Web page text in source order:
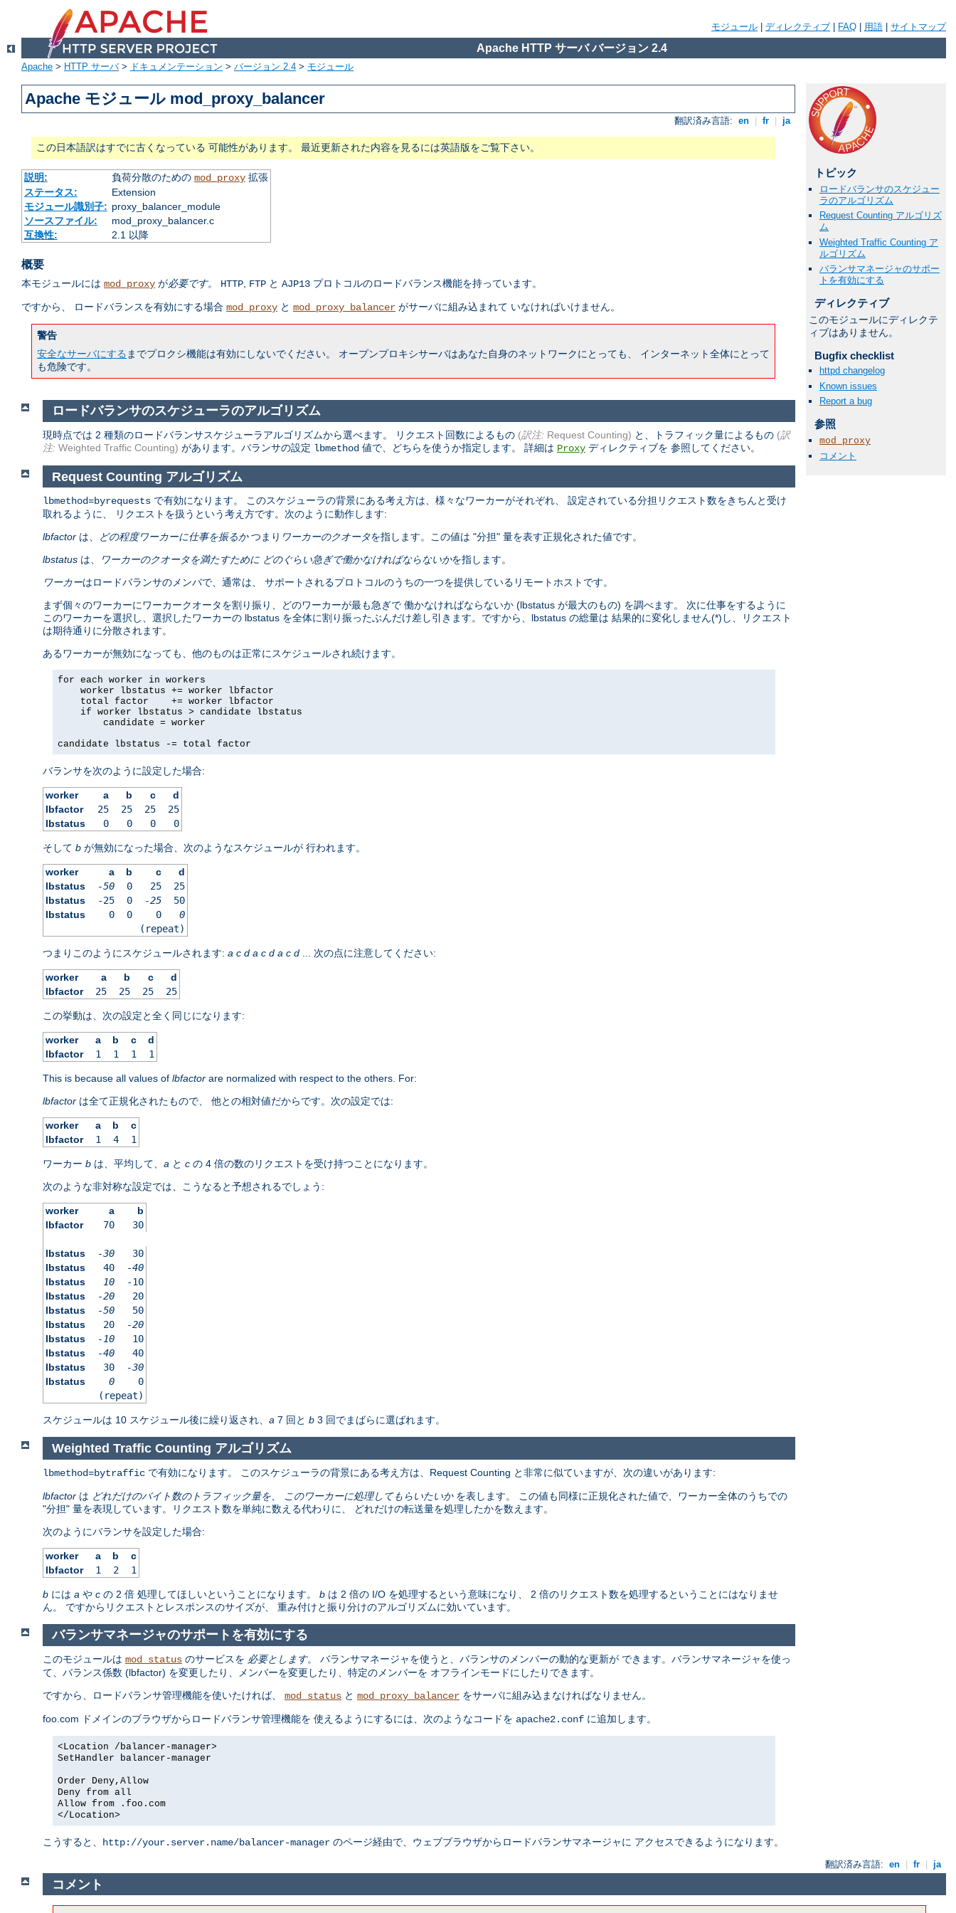
モジュール ディレクティブ FAQ 用語 サイトマップ
Apache HTTP サーバ バージョン 2.4
Apache > HTTP サーバ> ドキュメンテーション > バージョン 2.4 > モジュール
Apache モジュール mod_proxy_balancer
翻訳済み言語: en fr ja
この日本語訳はすでに古くなっている 可能性があります。 最近更新された内容を見るには英語版をご覧下さい。
説明: 負荷分散のための mod_proxy拡張
ステータス:
Extension
モジュール識別子: proxy_balancer_module
ソースファイル:
mod_proxy_balancer.c
互換性:
2.1 以降
概要
本モジュールには mod_proxy が必要です。 HTTP, FTP と AJP13 プロトコルのロードバランス機能を持っています。
ですから、 ロードバランスを有効にする場合 mod_proxy と mod_proxy_balancer がサーバに組み込まれて いなければいけません。
警告
安全なサーバにするまでプロクシ機能は有効にしないでください。 オープンプロキシサーバはあなた自身のネットワークにとっても、 インターネット全体にとって
も危険です。
トピック
ロードバランサのスケジュー
ラのアルゴリズム
Request Counting アルゴリズ
ム
Weighted Traffic Counting ア
ルゴリズム
バランサマネージャのサポー
トを有効にする
ディレクティブ
このモジュールにディレクテ
ィブはありません。
Bugfix checklist
httpd changelog
Known issues
Report a bug
参照
mod_proxy
コメント
ロードバランサのスケジューラのアルゴリズム
現時点では 2 種類のロードバランサスケジューラアルゴリズムから選べます。 リクエスト回数によるもの (訳注: Request Counting) と、トラフィック量によるもの (訳
注: Weighted Traffic Counting) があります。バランサの設定 lbmethod 値で、どちらを使うか指定します。 詳細は Proxy ディレクティブを 参照してください。
Request Counting アルゴリズム
lbmethod=byrequests で有効になります。 このスケジューラの背景にある考え方は、様々なワーカーがそれぞれ、 設定されている分担リクエスト数をきちんと受け
取れるように、 リクエストを扱うという考え方です。次のように動作します:
lbfactor は、 どの程度ワーカーに仕事を振るかつまり ワーカーのクオータを指します。この値は "分担" 量を表す正規化された値です。
lbstatus は、 ワーカーのクオータを満たすために どのぐらい急ぎで働かなければならないかを指します。
ワーカーはロードバランサのメンバで、通常は、 サポートされるプロトコルのうちの一つを提供しているリモートホストです。
まず個々のワーカーにワーカークオータを割り振り、どのワーカーが最も急ぎで 働かなければならないか (lbstatus が最大のもの) を調べます。 次に仕事をするように
このワーカーを選択し、選択したワーカーの lbstatus を全体に割り振ったぶんだけ差し引きます。ですから、lbstatus の総量は 結果的に変化しません(*)し、リクエスト
は期待通りに分散されます。
あるワーカーが無効になっても、他のものは正常にスケジュールされ続けます。
for each worker in workers
    worker lbstatus += worker lbfactor
    total factor    += worker lbfactor
    if worker lbstatus > candidate lbstatus
        candidate = worker
candidate lbstatus -= total factor
バランサを次のように設定した場合:
worker a b c
d
lbfactor
25 25 25
25
lbstatus
0 0 0 0
そして b が無効になった場合、次のようなスケジュールが 行われます。
worker a b c
d
lbstatus
-50 0 25
25
lbstatus
-25 0 -25
50
lbstatus
0 0 0
0
(repeat)
つまりこのようにスケジュールされます: a c d a c d a c d ... 次の点に注意してください:
worker a b c
d
lbfactor
25 25 25 25
この挙動は、次の設定と全く同じになります:
worker a b c
d
lbfactor
1 1 1 1
This is because all values of lbfactor are normalized with respect to the others. For:
lbfactor は全て正規化されたもので、 他との相対値だからです。次の設定では:
worker a b
c
lbfactor
1 4 1
ワーカー b は、平均して、 a と c の 4 倍の数のリクエストを受け持つことになります。
次のような非対称な設定では、こうなると予想されるでしょう:
worker a
b
lbfactor
70 30
lbstatus -30
30
lbstatus
40
-40
lbstatus
10
-10
lbstatus
-20
20
lbstatus
-50
50
lbstatus
20
-20
lbstatus
-10
10
lbstatus
-40
40
lbstatus
30
-30
lbstatus
0
0
(repeat)
スケジュールは 10 スケジュール後に繰り返され、 a 7 回と b 3 回でまばらに選ばれます。
Weighted Traffic Counting アルゴリズム
lbmethod=bytraffic で有効になります。 このスケジューラの背景にある考え方は、Request Counting と非常に似ていますが、次の違いがあります:
lbfactor は どれだけのバイト数のトラフィック量を、 このワーカーに処理してもらいたいかを表します。 この値も同様に正規化された値で、ワーカー全体のうちでの
"分担" 量を表現しています。リクエスト数を単純に数える代わりに、 どれだけの転送量を処理したかを数えます。
次のようにバランサを設定した場合:
worker a b
c
lbfactor
1 2 1
b には a や c の 2 倍 処理してほしいということになります。 b は 2 倍の I/O を処理するという意味になり、 2 倍のリクエスト数を処理するということにはなりませ
ん。 ですからリクエストとレスポンスのサイズが、 重み付けと振り分けのアルゴリズムに効いています。
バランサマネージャのサポートを有効にする
このモジュールは mod_status のサービスを 必要とします。 バランサマネージャを使うと、バランサのメンバーの動的な更新が できます。バランサマネージャを使っ
て、バランス係数 (lbfactor) を変更したり、メンバーを変更したり、特定のメンバーを オフラインモードにしたりできます。
ですから、ロードバランサ管理機能を使いたければ、 mod_status と mod_proxy_balancer をサーバに組み込まなければなりません。
foo.com ドメインのブラウザからロードバランサ管理機能を 使えるようにするには、次のようなコードを apache2.conf に追加します。
<Location /balancer-manager>
SetHandler balancer-manager
Order Deny,Allow
Deny from all
Allow from .foo.com
</Location>
こうすると、 http://your.server.name/balancer-manager のページ経由で、ウェブブラウザからロードバランサマネージャに アクセスできるようになります。
翻訳済み言語: en fr ja
コメント